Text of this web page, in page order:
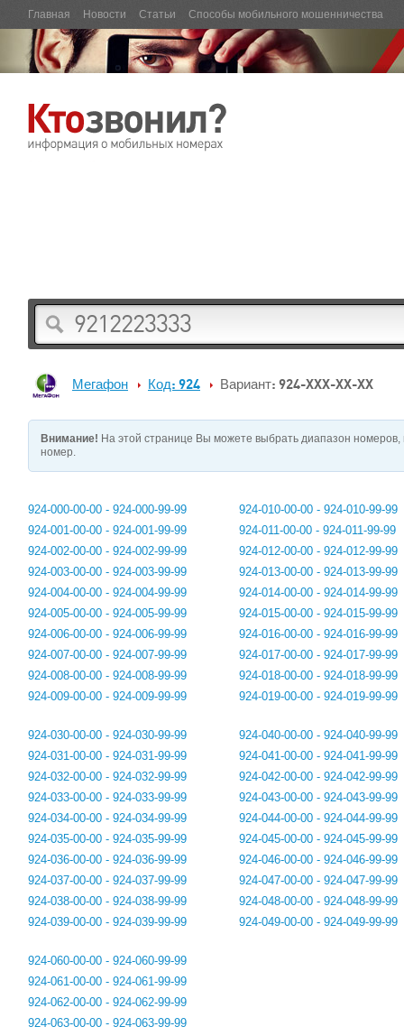
Главная Новости Статьи Способы мобильного мошенничества
Мегафон Код: 924 Вариант: 924-XXX-XX-XX
Внимание! На этой странице Вы можете выбрать диапазон
номер.
924-000-00-00 - 924-000-99-99
924-001-00-00 - 924-001-99-99
924-002-00-00 - 924-002-99-99
924-003-00-00 - 924-003-99-99
924-004-00-00 - 924-004-99-99
924-005-00-00 - 924-005-99-99
924-006-00-00 - 924-006-99-99
924-007-00-00 - 924-007-99-99
924-008-00-00 - 924-008-99-99
924-009-00-00 - 924-009-99-99
924-010-00-00 - 924-010-99-99
924-011-00-00 - 924-011-99-99
924-012-00-00 - 924-012-99-99
924-013-00-00 - 924-013-99-99
924-014-00-00 - 924-014-99-99
924-015-00-00 - 924-015-99-99
924-016-00-00 - 924-016-99-99
924-017-00-00 - 924-017-99-99
924-018-00-00 - 924-018-99-99
924-019-00-00 - 924-019-99-99
924-030-00-00 - 924-030-99-99
924-031-00-00 - 924-031-99-99
924-032-00-00 - 924-032-99-99
924-033-00-00 - 924-033-99-99
924-034-00-00 - 924-034-99-99
924-035-00-00 - 924-035-99-99
924-036-00-00 - 924-036-99-99
924-037-00-00 - 924-037-99-99
924-038-00-00 - 924-038-99-99
924-039-00-00 - 924-039-99-99
924-040-00-00 - 924-040-99-99
924-041-00-00 - 924-041-99-99
924-042-00-00 - 924-042-99-99
924-043-00-00 - 924-043-99-99
924-044-00-00 - 924-044-99-99
924-045-00-00 - 924-045-99-99
924-046-00-00 - 924-046-99-99
924-047-00-00 - 924-047-99-99
924-048-00-00 - 924-048-99-99
924-049-00-00 - 924-049-99-99
924-060-00-00 - 924-060-99-99
924-061-00-00 - 924-061-99-99
924-062-00-00 - 924-062-99-99
924-063-00-00 - 924-063-99-99